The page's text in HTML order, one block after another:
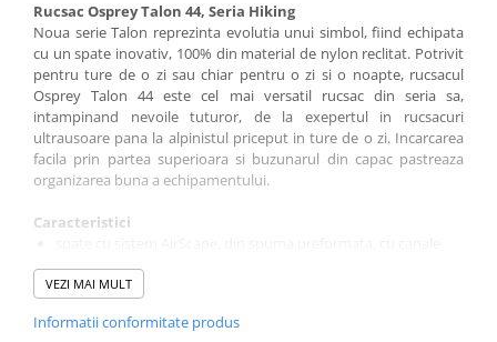
Rucsac Osprey Talon 44, Seria Hiking
Noua serie Talon reprezinta evolutia unui simbol, fiind echipata
cu un spate inovativ, 100% din material de nylon reclitat. Potrivit
pentru ture de o zi sau chiar pentru o zi si o noapte, rucsacul
Osprey Talon 44este cel mai versatil rucsac din seria sa,
intampinand nevoile tuturor, de la exepertul in rucsacuri
ultrausoare pana la alpinistul priceput in ture de o zi. Incarcarea
facila prin partea superioara si buzunarul din capac pastreaza
organizarea buna a echipamentului.
Caracteristici
pentru ventilatie
buzunar mic, cu fermoar, in partea superioara, cu acces usor
buzunare pe chinga de la brau
VEZI MAI MULT
Informatii conformitate produs